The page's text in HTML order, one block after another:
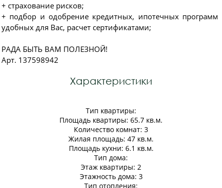
+ страхование рисков;
+ подбор и одобрение кредитных, ипотечных программ
удобных для Вас, расчет сертификатами;
РАДА БЫТЬ ВАМ ПОЛЕЗНОЙ!
Арт. 137598942
Характеристики
Тип квартиры:
Площадь квартиры: 65.7 кв.м.
Количество комнат: 3
Жилая площадь: 47 кв.м.
Площадь кухни: 6.1 кв.м.
Тип дома:
Этаж квартиры: 2
Этажность дома: 3
Тип отопления: